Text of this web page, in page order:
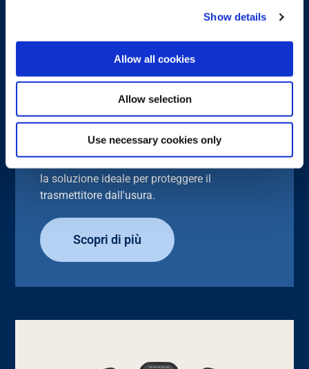
Show details
Allow all cookies
Allow selection
Use necessary cookies only
Custodia per Pocket
Realizzata su misura per i nostri trasmettitori
Pocket, questa custodia leggera e resistente è
la soluzione ideale per proteggere il
trasmettitore dall'usura.
Scopri di più